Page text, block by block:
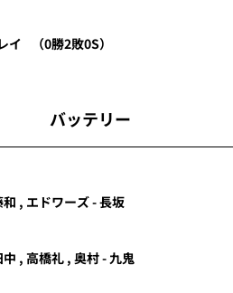
イ （0勝2敗0S）
バッテリー
, エドワーズ - 長坂
中 , 高橋礼 , 奥村-九鬼